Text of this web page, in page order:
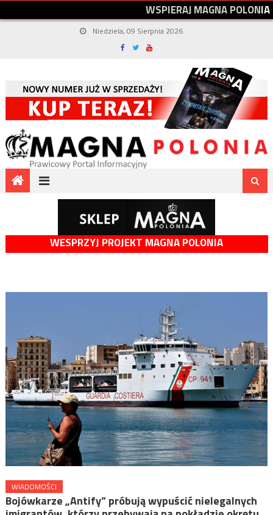
WSPIERAJMAGNAPOLONIA
Niedziela, 09 Sierpnia 2026
WESPRZYJ PROJEKT MAGNA POLONIA
WIADOMOŚCI
Bojówkarze „Antify” próbują wypuścić nielegalnych